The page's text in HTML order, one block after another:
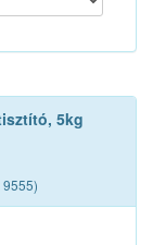
5kg
9555)